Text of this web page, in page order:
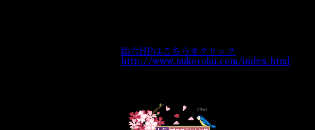
助六HPはこちらをクリック
http://www.sukeroku.com/index.html